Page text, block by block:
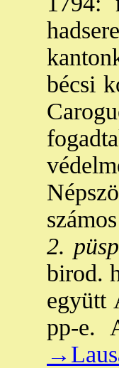
bécsi
2.
birod.
együtt
pp-e.